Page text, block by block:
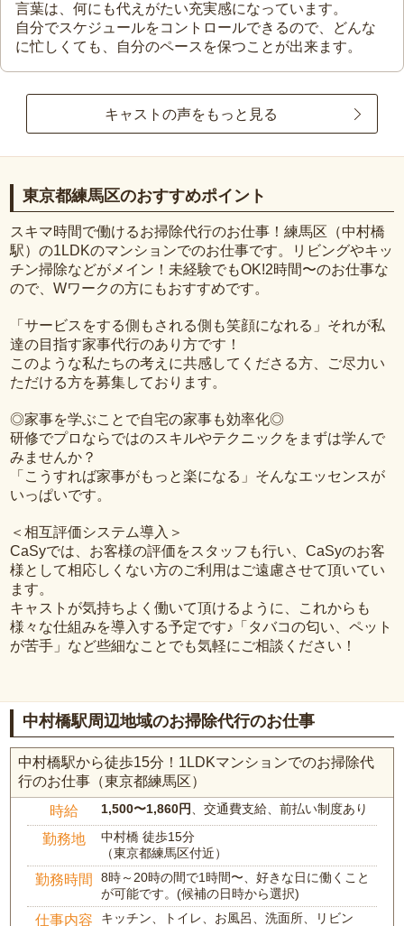
言葉は、何にも代えがたい充実感になっています。
自分でスケジュールをコントロールできるので、どんな
に忙しくても、自分のペースを保つことが出来ます。
キャストの声をもっと見る
東京都練馬区のおすすめポイント
スキマ時間で働けるお掃除代行のお仕事！練馬区（中村橋
駅）の1LDKのマンションでのお仕事です。リビングやキッ
チン掃除などがメイン！未経験でもOK!2時間〜のお仕事な
ので、Wワークの方にもおすすめです。
「サービスをする側もされる側も笑顔になれる」それが私
達の目指す家事代行のあり方です！
このような私たちの考えに共感してくださる方、ご尽力い
ただける方を募集しております。
◎家事を学ぶことで自宅の家事も効率化◎
研修でプロならではのスキルやテクニックをまずは学んで
みませんか？
「こうすれば家事がもっと楽になる」そんなエッセンスが
いっぱいです。
＜相互評価システム導入＞
CaSyでは、お客様の評価をスタッフも行い、CaSyのお客
様として相応しくない方のご利用はご遠慮させて頂いてい
ます。
キャストが気持ちよく働いて頂けるように、これからも
様々な仕組みを導入する予定です♪「タバコの匂い、ペット
が苦手」など些細なことでも気軽にご相談ください！
中村橋駅周辺地域のお掃除代行のお仕事
中村橋駅から徒歩15分！1LDKマンションでのお掃除代
行のお仕事（東京都練馬区）
時給 1,500〜1,860円、交通費支給、前払い制度あり
勤務地
中村橋 徒歩15分
（東京都練馬区付近）
勤務時間
8時～20時の間で1時間〜、好きな日に働くこと
が可能です。(候補の日時から選択)
仕事内容 キッチン、トイレ、お風呂、洗面所、リビン